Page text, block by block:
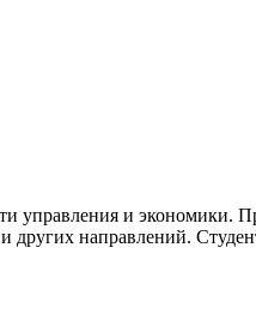
управления и экономики.
других направлений.